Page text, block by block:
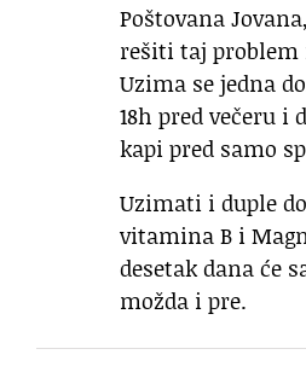
Poštovana
rešiti taj problem
Uzima se jedna
18h pred večeru i
kapi pred samo
Uzimati i duple
vitamina B i
desetak dana će
možda i pre.